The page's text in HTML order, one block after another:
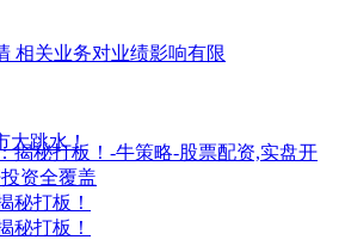
相关业务对业绩影响有限
大跳水！
秘打板！
秘打板！